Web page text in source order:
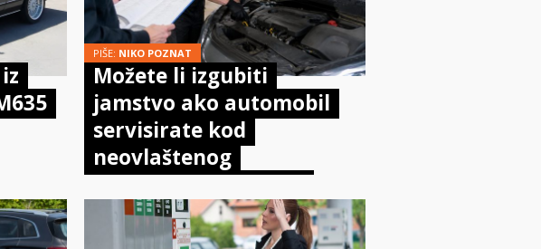
PIŠE: NIKO POZNAT
Možete li izgubiti
jamstvo ako automobil
servisirate kod
neovlaštenog
doista kaže zakon